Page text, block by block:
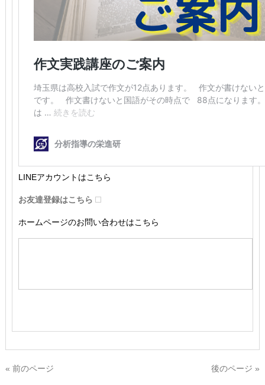
LINEアカウントはこちら
お友達登録はこちら
ホームページのお問い合わせはこちら
« 前のページ 後のページ »